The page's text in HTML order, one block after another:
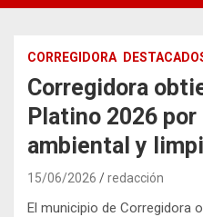
CORREGIDORA
Corregidora
Platino 2026
ambiental y
15/06/2026 redacción
El municipio de Corregidora